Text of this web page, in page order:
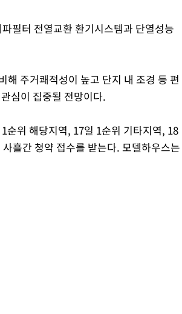
필터 전열교환 환기시스템과 단열성능
주거쾌적성이 높고 단지 내 조경 등 편
심이 집중될 전망이다.
순위 해당지역, 17일 1순위 기타지역, 18
흘간 청약 접수를 받는다. 모델하우스는